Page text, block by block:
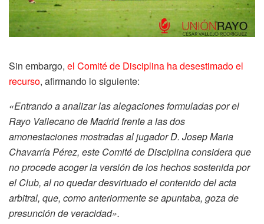
Sin embargo, el Comité de Disciplina ha desestimado el
recurso, afirmando lo siguiente:
«Entrando a analizar las alegaciones formuladas por el
Rayo Vallecano de Madrid frente a las dos
amonestaciones mostradas al jugador D. Josep Maria
Chavarría Pérez, este Comité de Disciplina considera que
no procede acoger la versión de los hechos sostenida por
el Club, al no quedar desvirtuado el contenido del acta
arbitral, que, como anteriormente se apuntaba, goza de
presunción de veracidad».